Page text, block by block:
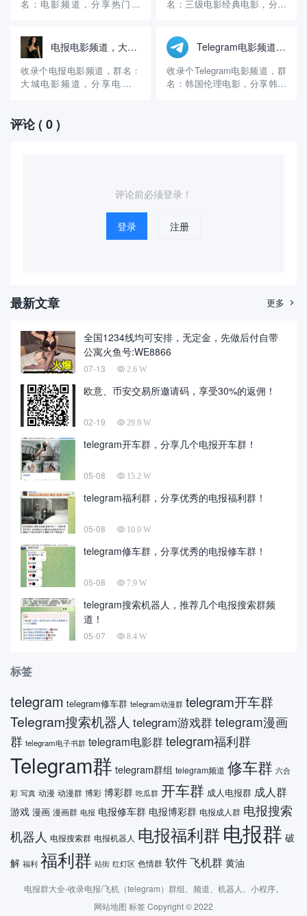
名：电影频道，分享热门电
个电影电报群创建的时间挺长
的，算是比较早的电影群了，
主要分享热门电影和最新电
影，更新的速度很快，内容丰
名：三级电影经典电影，分享
@sfAVcn 群组介绍：这个电
报电影群创建的时间挺长的，
算是很早的电影群了，主要提
供电影资源下载和观看，更新
电报电影频道，大城电影频道
收录个电报电影频道，群名：
大城电影频道，分享电影资
的时间不长，算是一个比较新
的电影群，虽然是新群，但是
Telegram电影频道，韩国伦理电影
收录个Telegram电影频道，群
名：韩国伦理电影，分享韩国
评论( 0 )
评论前必须登录！
登录 注册
最新文章 更多 
全国1234线均可安排，无定金，先做后付自带
公寓火鱼号:WE8866
07-13 2.6 W
欧意、币安交易所邀请码，享受30%的返佣！
02-19 29.9 W
telegram开车群，分享几个电报开车群！
05-08 15.2 W
telegram福利群，分享优秀的电报福利群！
05-08 10.0 W
telegram修车群，分享优秀的电报修车群！
05-08 7.9 W
telegram搜索机器人，推荐几个电报搜索群频
道！
05-07 8.4 W
标签
telegram telegram修车群 telegram动漫群 telegram开车群
Telegram搜索机器人 telegram游戏群telegram漫画
群 telegram电子书群 telegram电影群telegram福利群
Telegram群 telegram群组 telegram频道 修车群 六合
彩 写真 动漫 动漫群 博彩 博彩群 吃瓜群 开车群 成人电报群 成人群
游戏 漫画 漫画群 电报 电报修车群 电报博彩群 电报成人群 电报搜索
机器人 电报搜索群 电报机器人 电报福利群 电报群 破
解 福利 福利群 站街 红灯区 色情群 软件飞机群 黄油
电报群大全-收录电报/飞机（telegram）群组、频道、机器人、小程序。
网站地图 标签Copyright © 2022